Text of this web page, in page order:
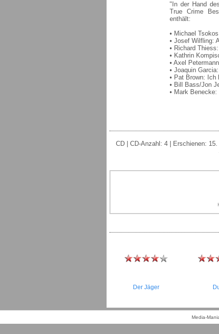
"In der Hand
True Crime
enthält:
• Michael
• Josef Wilfling:
• Richard
• Kathrin
• Axel
• Joaquin
• Pat Brown: Ich
• Bill Bass/Jon
• Mark Benecke:
CD | CD-Anzahl: 4 | Erschienen:
Der Jäger
Media-